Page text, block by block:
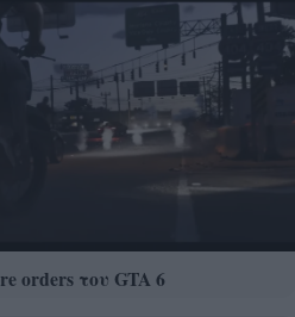
orders του GTA 6